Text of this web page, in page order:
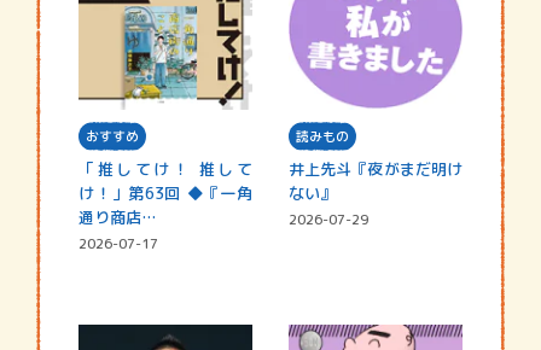
おすすめ
「推してけ！ 推して
け！」第63回 ◆『一角
通り商店…
2026-07-17
読みもの
井上先斗『夜がまだ明け
ない』
2026-07-29